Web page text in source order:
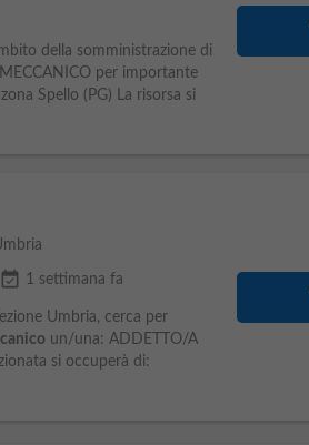
della somministrazione di
per importante
Spello (PG) La risorsa si
event_available 1 settimana fa
Umbria, cerca per
un/una: ADDETTO/A
si occuperà di: